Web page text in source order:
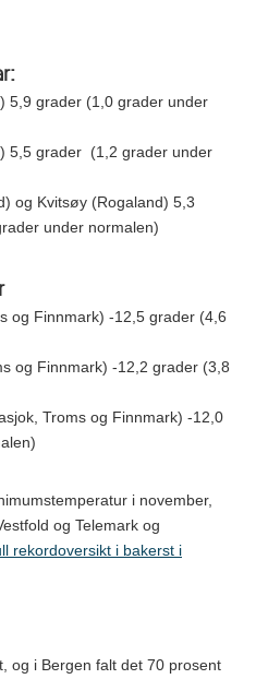
5,9 grader (1,0 grader under
5,5 grader (1,2 grader under
og Kvitsøy (Rogaland) 5,3
under normalen)
og Finnmark) -12,5 grader (4,6
og Finnmark) -12,2 grader (3,8
Troms og Finnmark) -12,0
i november,
og Telemark og
rekordoversikt i bakerst i
og i Bergen falt det 70 prosent